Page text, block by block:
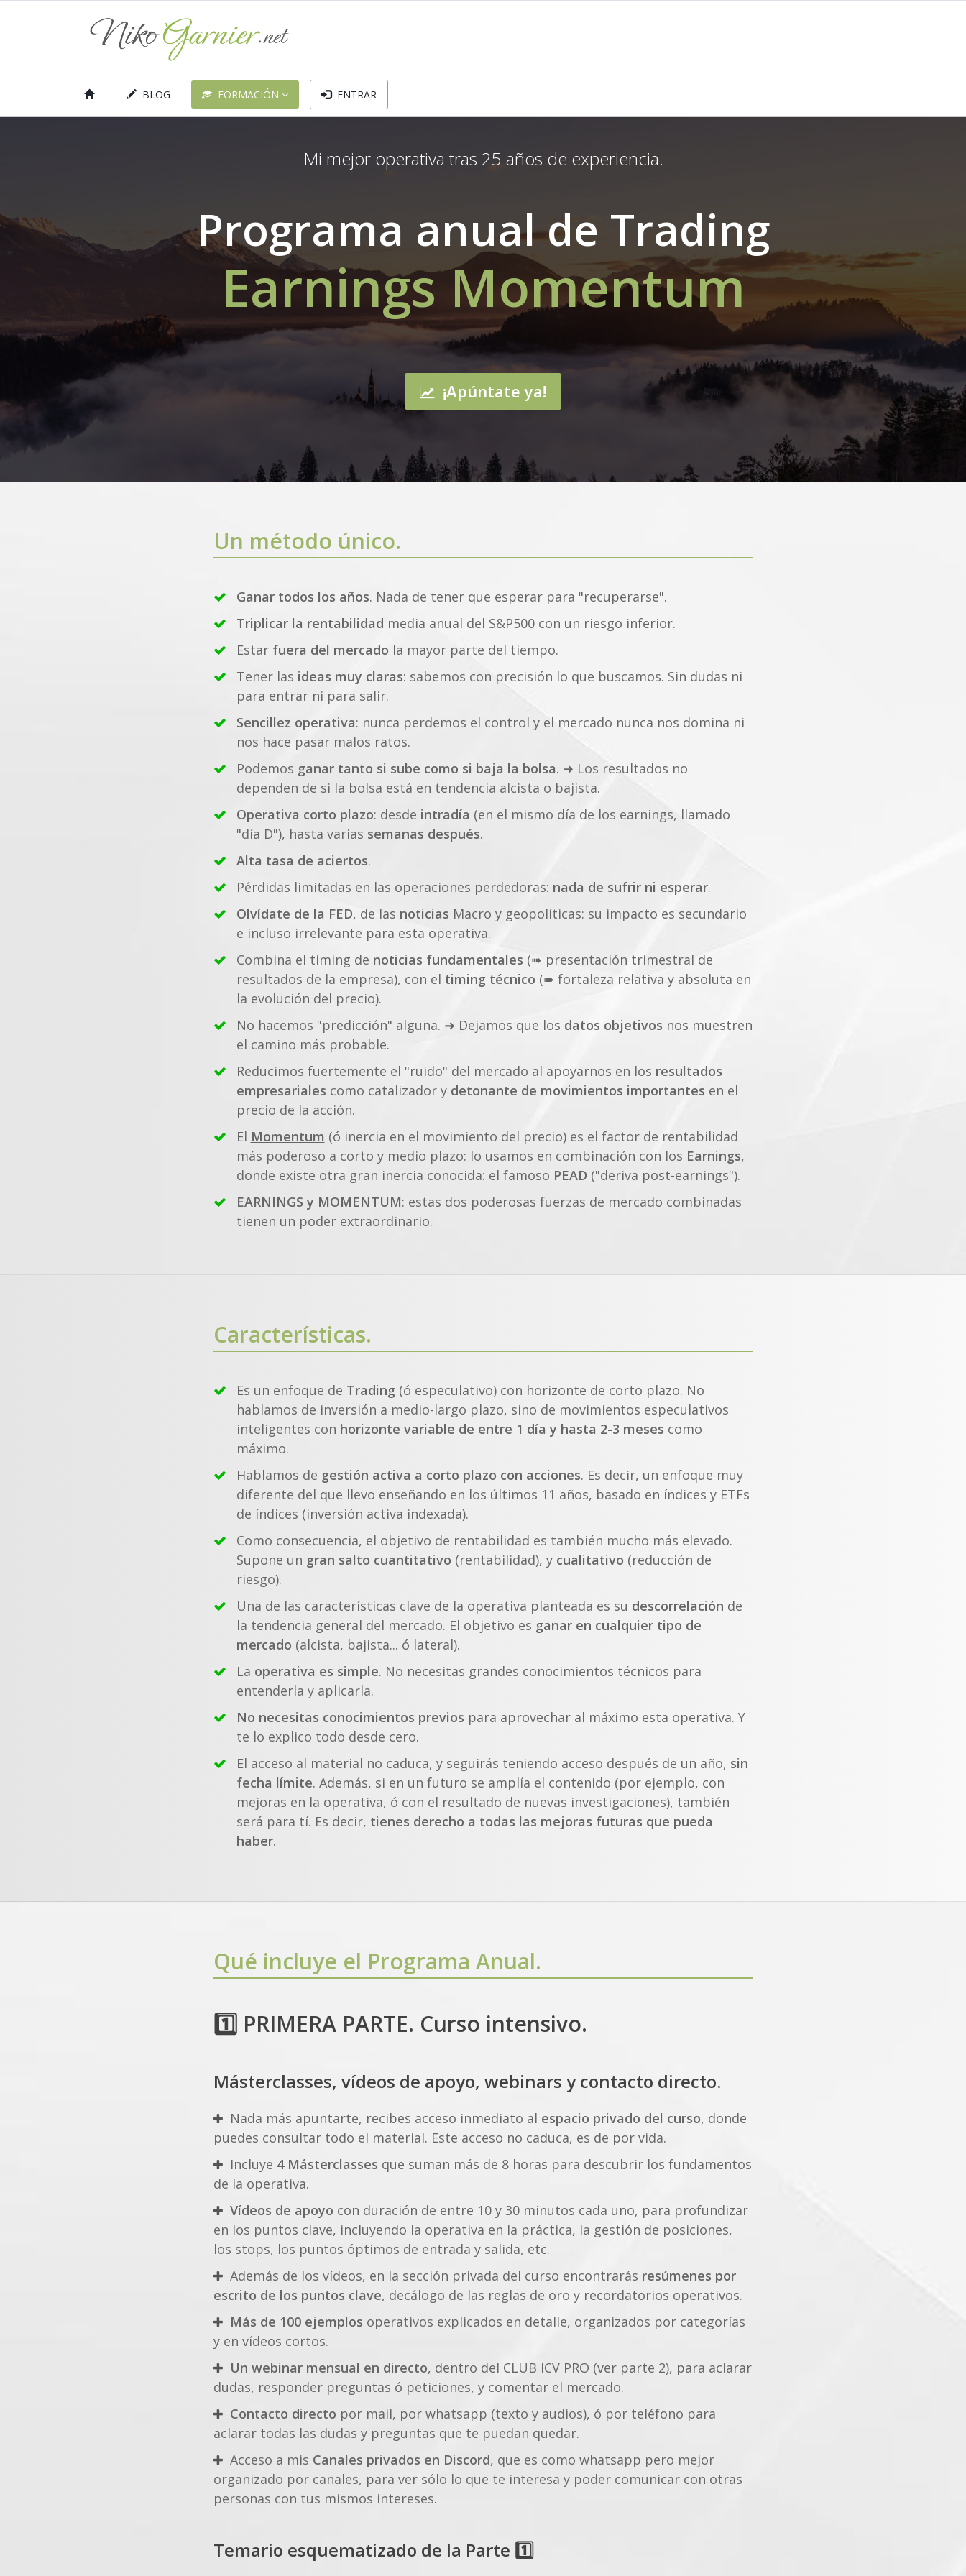
BLOG FORMACIÓN ENTRAR
Mi mejor operativa tras 25 años de experiencia.
Programa anual de Trading
Earnings Momentum
¡Apúntate ya!
Un método único.
Ganar todos los años. Nada de tener que esperar para "recuperarse".
Triplicar la rentabilidad media anual del S&P500 con un riesgo inferior.
Estar fuera del mercado la mayor parte del tiempo.
Tener las ideas muy claras: sabemos con precisión lo que buscamos. Sin dudas ni
para entrar ni para salir.
Sencillez operativa: nunca perdemos el control y el mercado nunca nos domina ni
nos hace pasar malos ratos.
Podemos ganar tanto si sube como si baja la bolsa. ➜ Los resultados no
dependen de si la bolsa está en tendencia alcista o bajista.
Operativa corto plazo: desde intradía (en el mismo día de los earnings, llamado
"día D"), hasta varias semanas después.
Alta tasa de aciertos.
Pérdidas limitadas en las operaciones perdedoras: nada de sufrir ni esperar.
Olvídate de la FED, de las noticias Macro y geopolíticas: su impacto es secundario
e incluso irrelevante para esta operativa.
Combina el timing de noticias fundamentales (➠ presentación trimestral de
resultados de la empresa), con el timing técnico (➠ fortaleza relativa y absoluta en
la evolución del precio).
No hacemos "predicción" alguna. ➜ Dejamos que los datos objetivos nos muestren
el camino más probable.
Reducimos fuertemente el "ruido" del mercado al apoyarnos en los resultados
empresariales como catalizador y detonante de movimientos importantes en el
precio de la acción.
El Momentum (ó inercia en el movimiento del precio) es el factor de rentabilidad
más poderoso a corto y medio plazo: lo usamos en combinación con los Earnings,
donde existe otra gran inercia conocida: el famoso PEAD ("deriva post-earnings").
EARNINGS y MOMENTUM: estas dos poderosas fuerzas de mercado combinadas
tienen un poder extraordinario.
Características.
Es un enfoque de Trading (ó especulativo) con horizonte de corto plazo. No
hablamos de inversión a medio-largo plazo, sino de movimientos especulativos
inteligentes con horizonte variable de entre 1 día y hasta 2-3 meses como
máximo.
Hablamos de gestión activa a corto plazo con acciones. Es decir, un enfoque muy
diferente del que llevo enseñando en los últimos 11 años, basado en índices y ETFs
de índices (inversión activa indexada).
Como consecuencia, el objetivo de rentabilidad es también mucho más elevado.
Supone un gran salto cuantitativo (rentabilidad), y cualitativo (reducción de
riesgo).
Una de las características clave de la operativa planteada es su descorrelación de
la tendencia general del mercado. El objetivo es ganar en cualquier tipo de
mercado (alcista, bajista... ó lateral).
La operativa es simple. No necesitas grandes conocimientos técnicos para
entenderla y aplicarla.
No necesitas conocimientos previos para aprovechar al máximo esta operativa. Y
te lo explico todo desde cero.
El acceso al material no caduca, y seguirás teniendo acceso después de un año, sin
fecha límite. Además, si en un futuro se amplía el contenido (por ejemplo, con
mejoras en la operativa, ó con el resultado de nuevas investigaciones), también
será para tí. Es decir, tienes derecho a todas las mejoras futuras que pueda
haber.
Qué incluye el Programa Anual.
1️⃣ PRIMERA PARTE. Curso intensivo.
Másterclasses, vídeos de apoyo, webinars y contacto directo.
Nada más apuntarte, recibes acceso inmediato al espacio privado del curso, donde
puedes consultar todo el material. Este acceso no caduca, es de por vida.
Incluye 4 Másterclasses que suman más de 8 horas para descubrir los fundamentos
de la operativa.
Vídeos de apoyo con duración de entre 10 y 30 minutos cada uno, para profundizar
en los puntos clave, incluyendo la operativa en la práctica, la gestión de posiciones,
los stops, los puntos óptimos de entrada y salida, etc.
Además de los vídeos, en la sección privada del curso encontrarás resúmenes por
escrito de los puntos clave, decálogo de las reglas de oro y recordatorios operativos.
Más de 100 ejemplos operativos explicados en detalle, organizados por categorías
y en vídeos cortos.
Un webinar mensual en directo, dentro del CLUB ICV PRO (ver parte 2), para aclarar
dudas, responder preguntas ó peticiones, y comentar el mercado.
Contacto directo por mail, por whatsapp (texto y audios), ó por teléfono para
aclarar todas las dudas y preguntas que te puedan quedar.
Acceso a mis Canales privados en Discord, que es como whatsapp pero mejor
organizado por canales, para ver sólo lo que te interesa y poder comunicar con otras
personas con tus mismos intereses.
Temario esquematizado de la Parte 1️⃣